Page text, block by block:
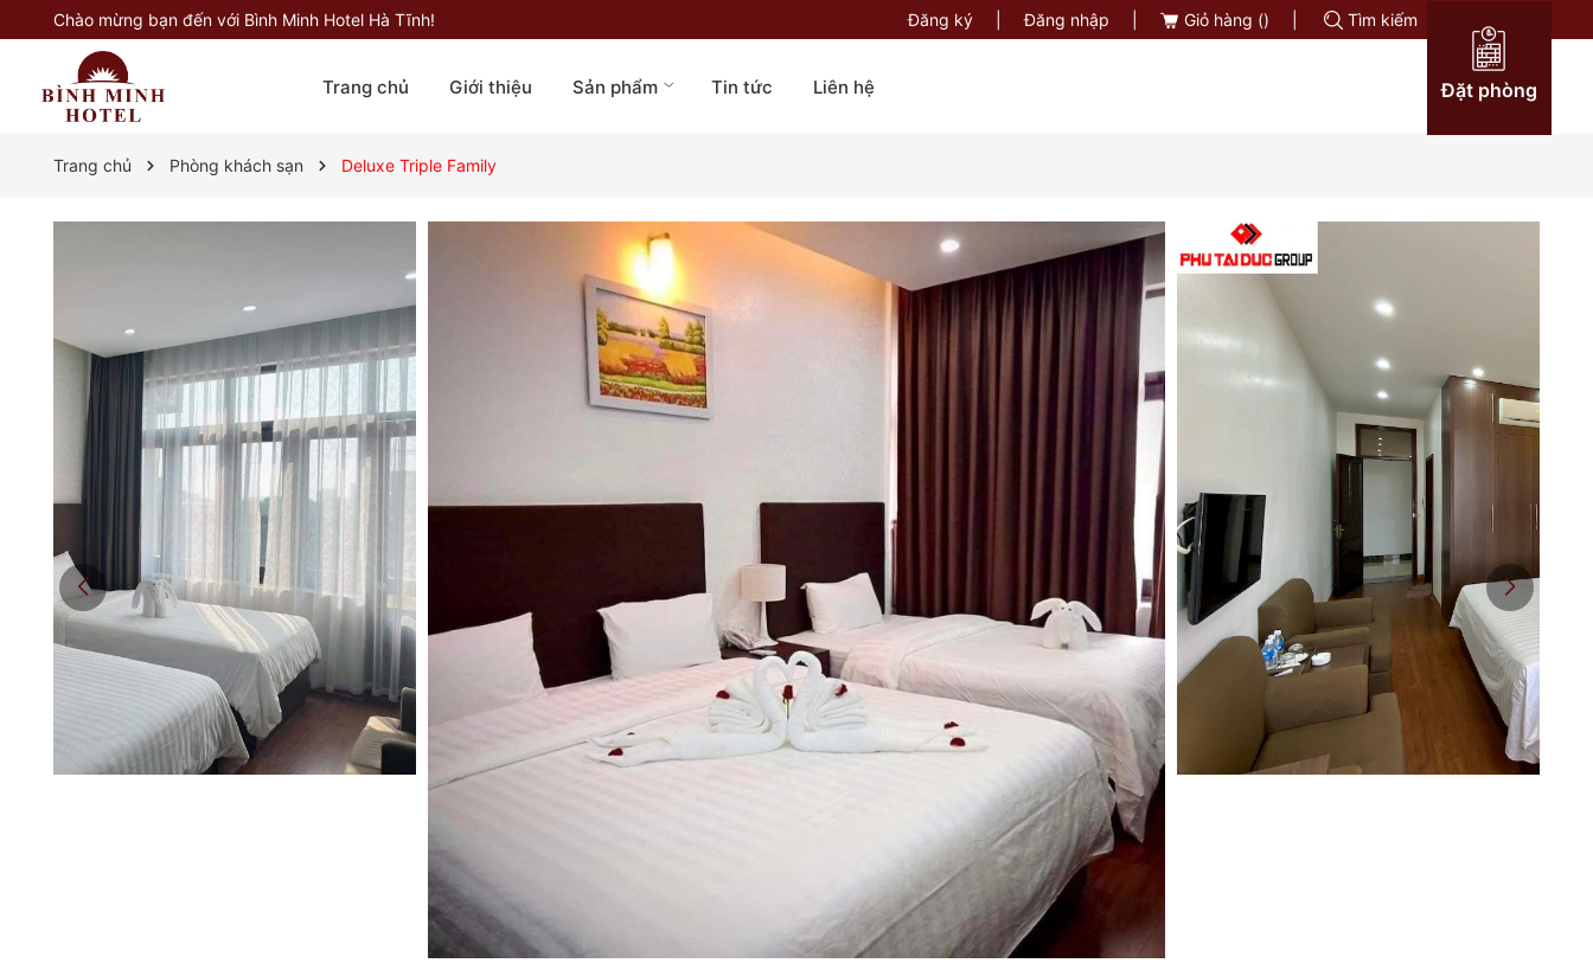
Chào mừng bạn đến với Bình Minh Hotel Hà Tĩnh! Đăng ký Đăng nhập Giỏ hàng () Tìm kiếm
Đặt phòng
Trang chủ Giới thiệu Sản phẩm Tin tức Liên hệ
Trang chủ Phòng khách sạn Deluxe Triple Family